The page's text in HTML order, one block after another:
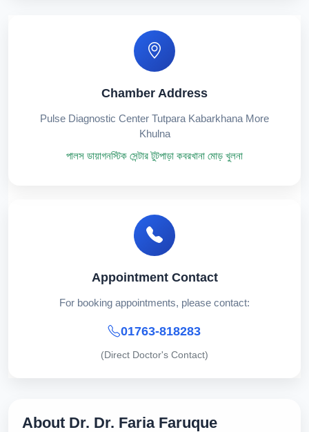
Chamber Address
Pulse Diagnostic Center Tutpara Kabarkhana More
Khulna
পালস ডায়াগনস্টিক সেন্টার টুটপাড়া কবরখানা মোড় খুলনা
Appointment Contact
For booking appointments, please contact:
01763-818283
(Direct Doctor's Contact)
About Dr. Dr. Faria Faruque